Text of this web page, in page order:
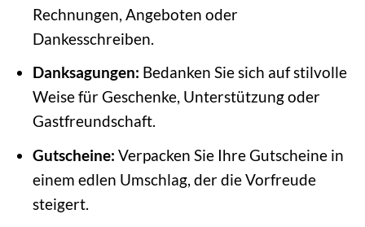
Rechnungen, Angeboten oder
Dankesschreiben.
Danksagungen: Bedanken Sie sich auf stilvolle
Weise für Geschenke, Unterstützung oder
Gastfreundschaft.
Gutscheine: Verpacken Sie Ihre Gutscheine in
einem edlen Umschlag, der die Vorfreude
steigert.